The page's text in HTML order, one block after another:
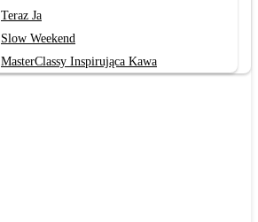
Teraz Ja
Slow Weekend
MasterClassy Inspirująca Kawa